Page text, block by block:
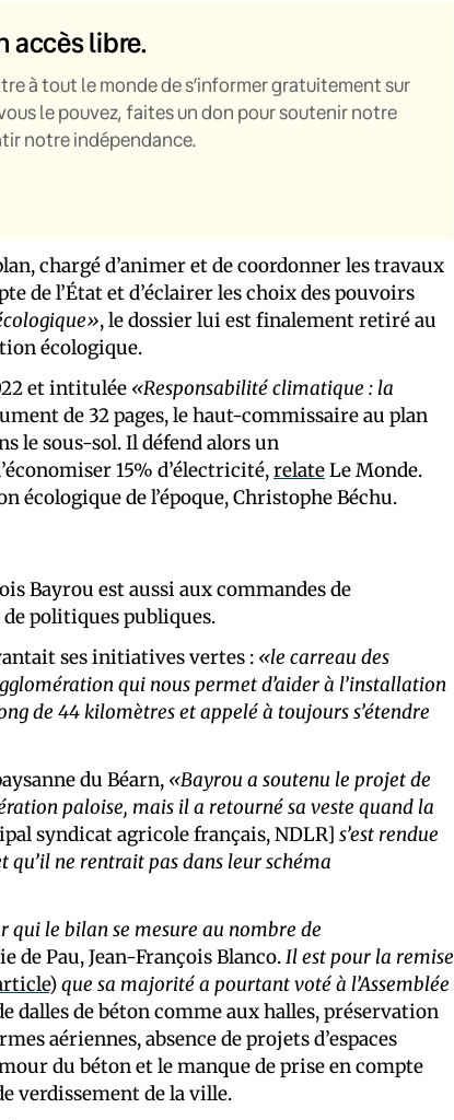
accès libre.
à tout le monde de s’informer gratuitement sur
le pouvez, faites un don pour soutenir notre
notre indépendance.
chargé d’animer et de coordonner les travaux
de l’État et d’éclairer les choix des pouvoirs
, le dossier lui est finalement retiré au
écologique.
et intitulée «Responsabilité climatique : la
de 32 pages, le haut-commissaire au plan
le sous-sol. Il défend alors un
15% d’électricité,relateLe Monde.
écologique de l’époque, Christophe Béchu.
Bayrou est aussi aux commandes de
politiques publiques.
ses initiatives vertes : «le carreau des
qui nous permet d’aider à l’installation
de 44 kilomètres et appelé à toujours s’étendre
du Béarn, «Bayrou a soutenu le projet de
paloise, mais il a retourné sa veste quand la
syndicat agricole français, NDLR] s’est rendue
ne rentrait pas dans leur schéma
le bilan se mesure au nombre de
de Pau, Jean-François Blanco.Il est pour la remise
)que sa majorité a pourtant voté à l’Assemblée
dalles de béton comme aux halles, préservation
aériennes, absence de projets d’espaces
du béton et le manque de prise en compte
verdissement de la ville.